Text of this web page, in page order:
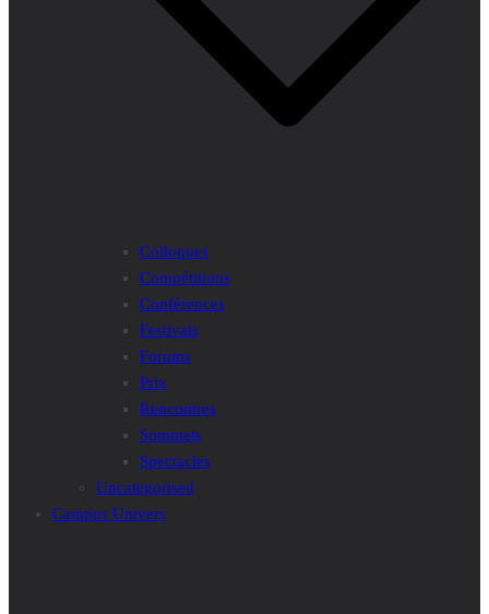
Colloques
Compétitions
Conférences
Festivals
Forums
Prix
Rencontres
Sommets
Spectacles
Uncategorised
Campus Univers